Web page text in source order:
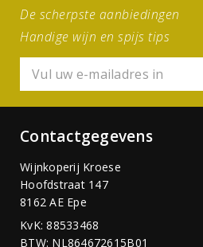
De scherpste aanbiedingen
Handige wijn en spijs tips
Contactgegevens
Wijnkoperij Kroese
Hoofdstraat 147
8162 AE Epe
KvK: 88533468
BTW: NL864672615B01